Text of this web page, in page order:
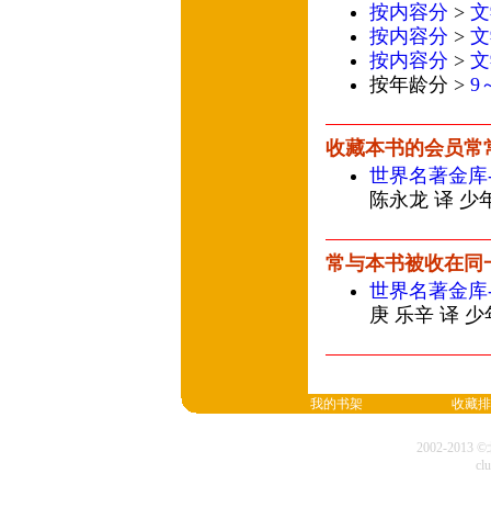
按内容分 >
按内容分 >
按内容分 >
按年龄分 > 9
收藏本书的会员常
世界名著金
陈永龙 译 少
常与本书被收在同
世界名著金
庚 乐辛 译
我的书架 收藏
2002-2013